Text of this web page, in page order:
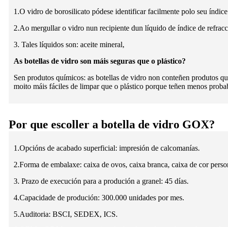
1.O vidro de borosilicato pódese identificar facilmente polo seu
2.Ao mergullar o vidro nun recipiente dun líquido de índice de
3. Tales líquidos son: aceite mineral,
As botellas de vidro son máis seguras que o plástico?
Sen produtos químicos: as botellas de vidro non conteñen produtos
moito máis fáciles de limpar que o plástico porque teñen menos
Por que escoller a botella de vidro GOX?
1.Opcións de acabado superficial: impresión de calcomanías.
2.Forma de embalaxe: caixa de ovos, caixa branca, caixa de cor
3. Prazo de execución para a produción a granel: 45 días.
4.Capacidade de produción: 300.000 unidades por mes.
5.Auditoria: BSCI, SEDEX, ICS.